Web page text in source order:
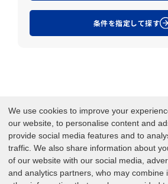
We use cookies to improve your
our website, to personalise content and
provide social media features and to
traffic. We also share information about
of our website with our social media,
and analytics partners, who may combine
条件を指定して探す
HOME Network Technology Case
Downloads Development News/
Update Information FAQ